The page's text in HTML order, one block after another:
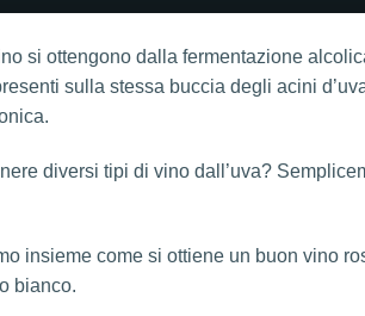
si ottengono dalla fermentazione
sulla stessa buccia degli acini
diversi tipi di vino dall’uva?
insieme come si ottiene un buon vino
bianco.